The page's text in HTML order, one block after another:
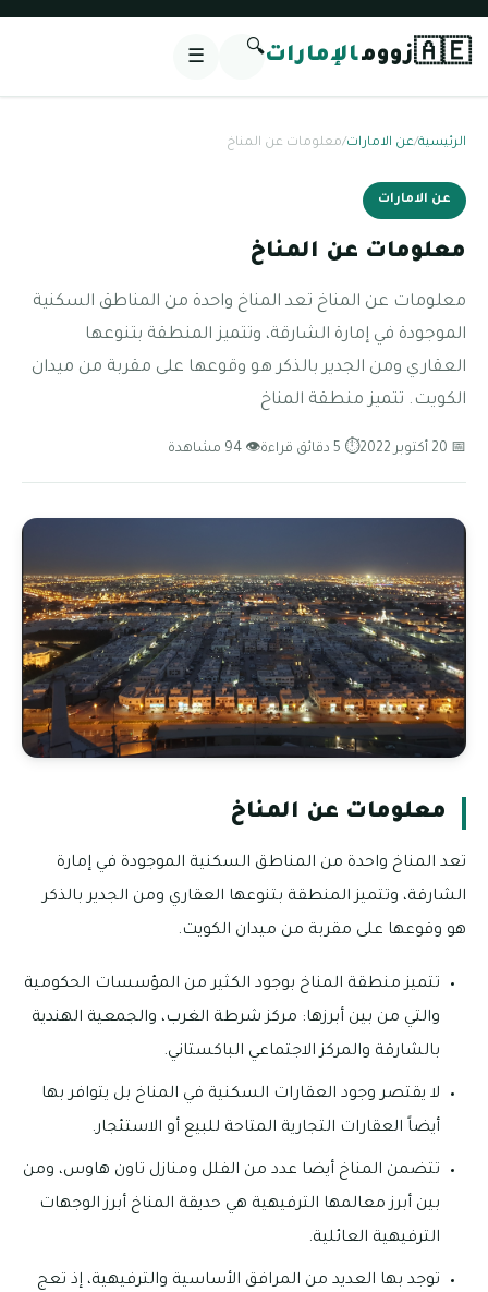
🇦🇪زوومالإمارات🔍
☰
الرئيسية/عن الامارات/معلومات عن المناخ
عن الامارات
معلومات عن المناخ
معلومات عن المناخ تعد المناخ واحدة من المناطق السكنية
الموجودة في إمارة الشارقة، وتتميز المنطقة بتنوعها
العقاري ومن الجدير بالذكر هو وقوعها على مقربة من ميدان
الكويت. تتميز منطقة المناخ
📅 20 أكتوبر 2022 ⏱ 5 دقائق قراءة 👁 94 مشاهدة
معلومات عن المناخ
تعد المناخ واحدة من المناطق السكنية الموجودة في إمارة
الشارقة، وتتميز المنطقة بتنوعها العقاري ومن الجدير بالذكر
هو وقوعها على مقربة من ميدان الكويت.
تتميز منطقة المناخ بوجود الكثير من المؤسسات الحكومية
والتي من بين أبرزها: مركز شرطة الغرب، والجمعية الهندية
بالشارقة والمركز الاجتماعي الباكستاني.
لا يقتصر وجود العقارات السكنية في المناخ بل يتوافر بها
أيضاً العقارات التجارية المتاحة للبيع أو الاستئجار.
تتضمن المناخ أيضا عدد من الفلل ومنازل تاون هاوس، ومن
بين أبرز معالمها الترفيهية هي حديقة المناخ أبرز الوجهات
الترفيهية العائلية.
توجد بها العديد من المرافق الأساسية والترفيهية، إذ تعج